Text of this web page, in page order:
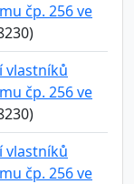
čp. 256 ve
vlastníků
čp. 256 ve
vlastníků
čp. 256 ve